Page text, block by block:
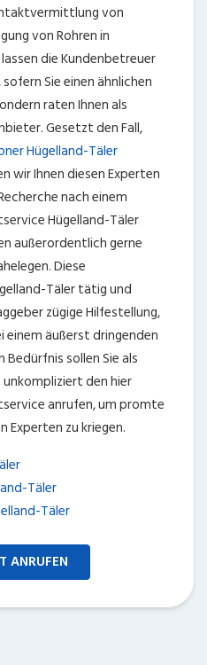
von
von Rohren in
die Kundenbetreuer
Sie einen ähnlichen
raten Ihnen als
Gesetzt den Fall,
Hügelland-Täler
wir Ihnen diesen Experten
nach einem
Hügelland-Täler
außerordentlich gerne
Diese
Täler tätig und
zügige Hilfestellung,
einem äußerst dringenden
Bedürfnis sollen Sie als
den hier
anrufen, um promte
Experten zu kriegen.
Täler
Täler
ANRUFEN